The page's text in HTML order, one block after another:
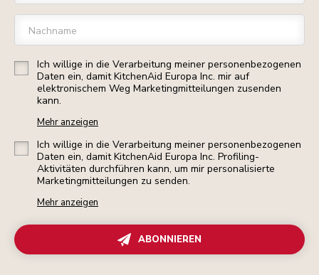
Nachname
Ich willige in die Verarbeitung meiner personenbezogenen
Daten ein, damit KitchenAid Europa Inc. mir auf
elektronischem Weg Marketingmitteilungen zusenden
kann.
Mehr anzeigen
Ich willige in die Verarbeitung meiner personenbezogenen
Daten ein, damit KitchenAid Europa Inc. Profiling-
Aktivitäten durchführen kann, um mir personalisierte
Marketingmitteilungen zu senden.
Mehr anzeigen
ABONNIEREN